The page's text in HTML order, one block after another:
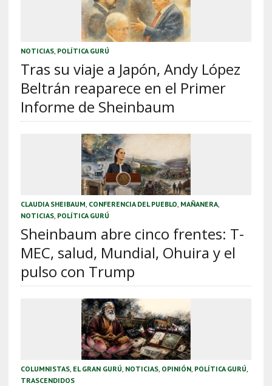
NOTICIAS, POLÍTICA GURÚ
Tras su viaje a Japón, Andy López
Beltrán reaparece en el Primer
Informe de Sheinbaum
CLAUDIA SHEIBAUM, CONFERENCIA DEL PUEBLO, MAÑANERA,
NOTICIAS, POLÍTICA GURÚ
Sheinbaum abre cinco frentes: T-
MEC, salud, Mundial, Ohuira y el
pulso con Trump
COLUMNISTAS, EL GRAN GURÚ, NOTICIAS, OPINIÓN, POLÍTICA GURÚ,
TRASCENDIDOS